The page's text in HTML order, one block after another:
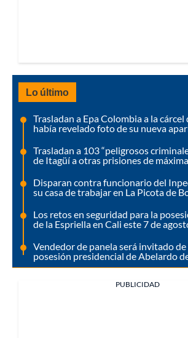
Lo último
Trasladan a Epa Colombia a la cárcel
había revelado foto de su nueva
Trasladan a 103 “peligrosos
de Itagüí a otras prisiones de
Disparan contra funcionario del
su casa de trabajar en La Picota de
Los retos en seguridad para la
de la Espriella en Cali este 7 de
Vendedor de panela será invitado
posesión presidencial de Abelardo
PUBLICIDAD